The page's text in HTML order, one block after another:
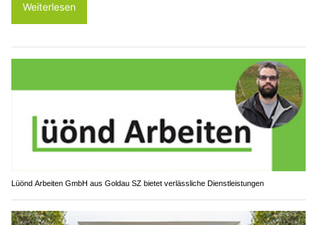
Weiterlesen
Lüönd Arbeiten GmbH aus Goldau SZ bietet verlässliche Dienstleistungen